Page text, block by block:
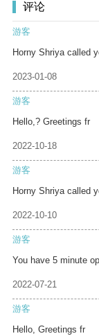
评论
游客
Horny Shriya called
2023-01-08
游客
Hello,? Greetings fr
2022-10-18
游客
Horny Shriya called
2022-10-10
游客
You have 5 minute
2022-07-21
游客
Hello, Greetings fr